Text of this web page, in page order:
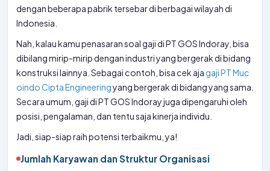
dengan beberapa pabrik tersebar di berbagai wilayah di
Indonesia.
Nah, kalau kamu penasaran soal gaji di PT GOS Indoray, bisa
dibilang mirip-mirip dengan industri yang bergerak di bidang
konstruksi lainnya. Sebagai contoh, bisa cek aja gaji PT Muc
oindo Cipta Engineeringyang bergerak di bidang yang sama.
Secara umum, gaji di PT GOS Indoray juga dipengaruhi oleh
posisi, pengalaman, dan tentu saja kinerja individu.
Jadi, siap-siap raih potensi terbaikmu, ya!
Jumlah Karyawan dan Struktur Organisasi